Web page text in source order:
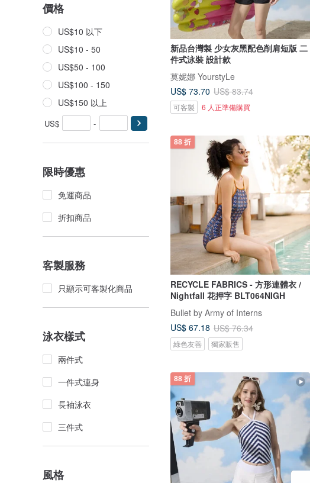
價格
US$10 以下
US$10 - 50
US$50 - 100
US$100 - 150
US$150 以上
US$ -
限時優惠
免運商品
折扣商品
客製服務
只顯示可客製化商品
泳衣樣式
兩件式
一件式連身
長袖泳衣
三件式
風格
新品台灣製 少女灰黑配色削肩短版 二
件式泳裝 設計款
莫妮娜 YourstyLe
US$ 73.70 US$ 83.74
可客製 6 人正準備購買
88 折
RECYCLE FABRICS - 方形連體衣 /
Nightfall 花押字 BLT064NIGH
Bullet by Army of Interns
US$ 67.18 US$ 76.34
綠色友善 獨家販售
88 折